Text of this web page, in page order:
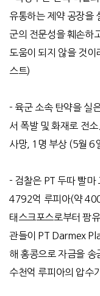
유통하는 제약 공장을
군의 전문성을 훼손하
도움이 되지 않을 것이
스트)
- 육군 소속 탄약을 실
서 폭발 및 화재로 전소
사망, 1 명 부상(5월 6
- 검찰은 PT 두따 빨마
4792억 루피아(약
태스크포스로부터 팜
관들이
PT Darmex
해 홍콩으로 자금을 송
수천억 루피아의 압수